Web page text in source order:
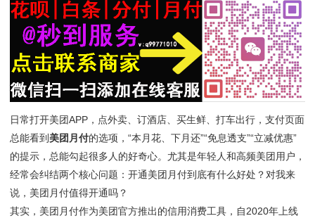
日常打开美团APP，点外卖、订酒店、买生鲜、打车出行，支付页面
总能看到美团月付的选项，“本月花、下月还”“免息透支”“立减优惠”
的提示，总能勾起很多人的好奇心。尤其是年轻人和高频美团用户，
经常会纠结两个核心问题：开通美团月付到底有什么好处？对我来
说，美团月付值得开通吗？
其实，美团月付作为美团官方推出的信用消费工具，自2020年上线